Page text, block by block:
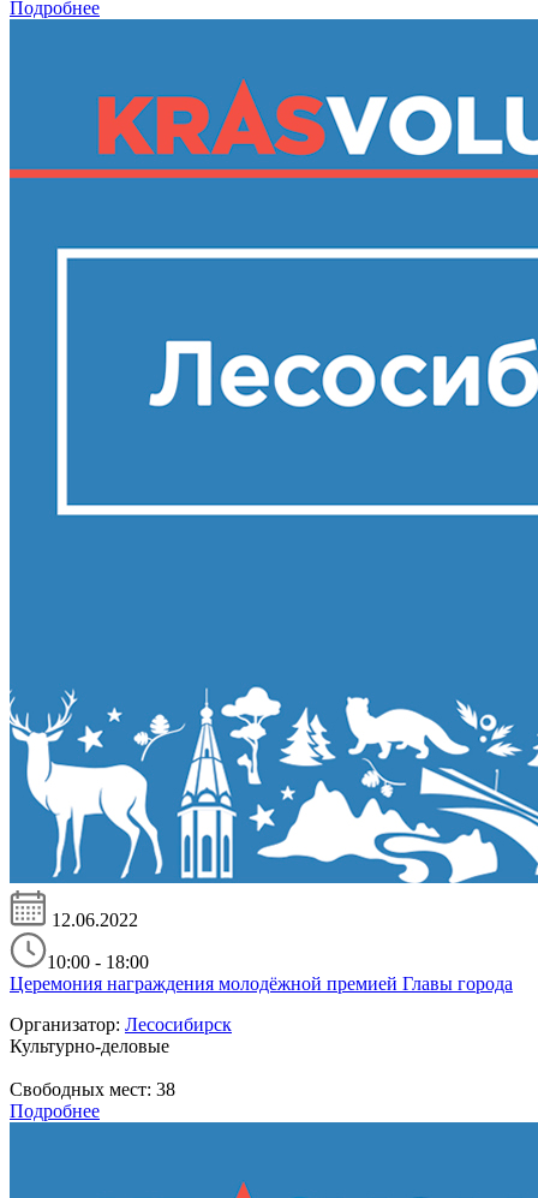
Подробнее
12.06.2022
10:00 - 18:00
Церемония награждения молодёжной премией Главы города
Организатор: Лесосибирск
Культурно-деловые
Свободных мест: 38
Подробнее